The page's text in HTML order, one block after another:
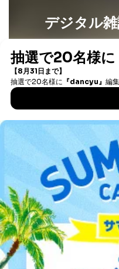
デジタル
書籍）が
ご利用
アフィリエイト